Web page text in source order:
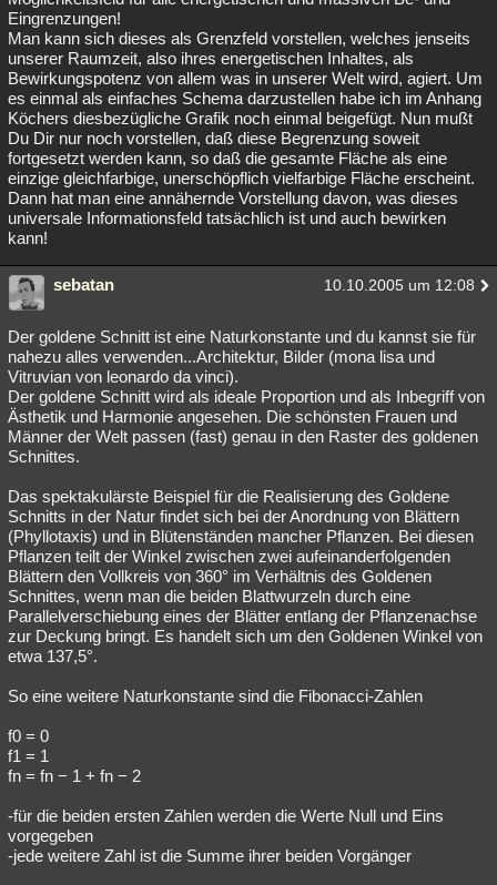
Eingrenzungen!
Man kann sich dieses als Grenzfeld vorstellen, welches jenseits
unserer Raumzeit, also ihres energetischen Inhaltes, als
Bewirkungspotenz von allem was in unserer Welt wird, agiert. Um
es einmal als einfaches Schema darzustellen habe ich im Anhang
Köchers diesbezügliche Grafik noch einmal beigefügt. Nun mußt
Du Dir nur noch vorstellen, daß diese Begrenzung soweit
fortgesetzt werden kann, so daß die gesamte Fläche als eine
einzige gleichfarbige, unerschöpflich vielfarbige Fläche erscheint.
Dann hat man eine annähernde Vorstellung davon, was dieses
universale Informationsfeld tatsächlich ist und auch bewirken
kann!
sebatan 10.10.2005 um 12:08
Der goldene Schnitt ist eine Naturkonstante und du kannst sie für
nahezu alles verwenden...Architektur, Bilder (mona lisa und
Vitruvian von leonardo da vinci).
Der goldene Schnitt wird als ideale Proportion und als Inbegriff von
Ästhetik und Harmonie angesehen. Die schönsten Frauen und
Männer der Welt passen (fast) genau in den Raster des goldenen
Schnittes.
Das spektakulärste Beispiel für die Realisierung des Goldene
Schnitts in der Natur findet sich bei der Anordnung von Blättern
(Phyllotaxis) und in Blütenständen mancher Pflanzen. Bei diesen
Pflanzen teilt der Winkel zwischen zwei aufeinanderfolgenden
Blättern den Vollkreis von 360° im Verhältnis des Goldenen
Schnittes, wenn man die beiden Blattwurzeln durch eine
Parallelverschiebung eines der Blätter entlang der Pflanzenachse
zur Deckung bringt. Es handelt sich um den Goldenen Winkel von
etwa 137,5°.
So eine weitere Naturkonstante sind die Fibonacci-Zahlen
f0 = 0
f1 = 1
fn = fn − 1 + fn − 2
-für die beiden ersten Zahlen werden die Werte Null und Eins
vorgegeben
-jede weitere Zahl ist die Summe ihrer beiden Vorgänger